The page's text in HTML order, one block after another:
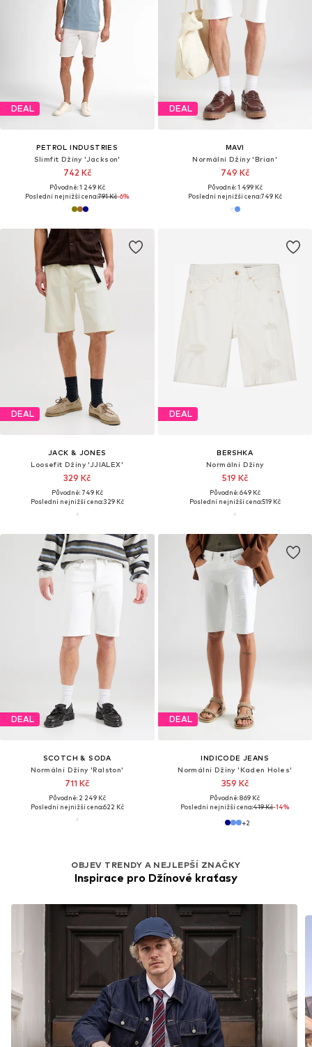
DEAL
PETROL INDUSTRIES
Slimfit Džíny 'Jackson'
742 Kč
Původně: 1 249 Kč
Poslední nejnižší cena:791 Kč-6%
DEAL
MAVI
Normální Džíny 'Brian'
749 Kč
Původně: 1 499 Kč
Poslední nejnižší cena:749 Kč
DEAL
JACK & JONES
Loosefit Džíny 'JJIALEX'
329 Kč
Původně: 749 Kč
Poslední nejnižší cena:329 Kč
DEAL
BERSHKA
Normální Džíny
519 Kč
Původně: 649 Kč
Poslední nejnižší cena:519 Kč
DEAL
SCOTCH & SODA
Normální Džíny 'Ralston'
711 Kč
Původně: 2 249 Kč
Poslední nejnižší cena:622 Kč
DEAL
INDICODE JEANS
Normální Džíny 'Kaden Holes'
359 Kč
Původně: 869 Kč
Poslední nejnižší cena:419 Kč-14%
+2
OBJEV TRENDY A NEJLEPŠÍ ZNAČKY
Inspirace pro Džínové kraťasy